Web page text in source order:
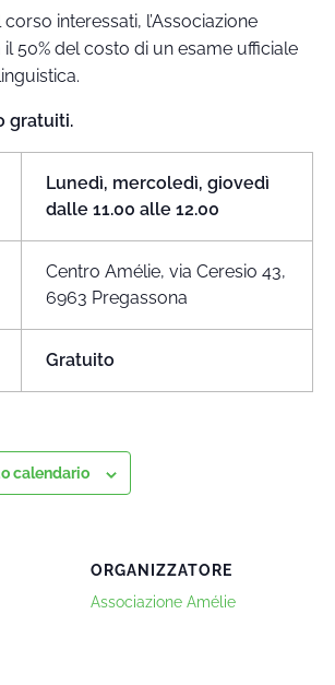
interessati, l’Associazione
50% del costo di un esame ufficiale
gratuiti.
Lunedì, mercoledì, giovedì
dalle 11.00 alle 12.00
Centro Amélie, via Ceresio 43,
6963 Pregassona
Gratuito
calendario
ORGANIZZATORE
Associazione Amélie